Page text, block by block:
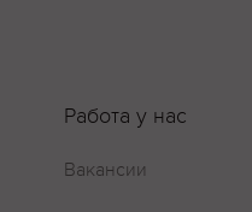
Работа у нас
Вакансии